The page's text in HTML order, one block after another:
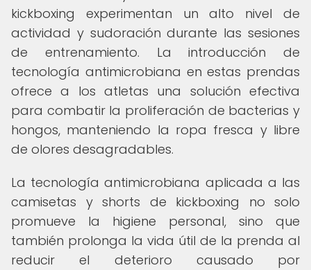
kickboxing experimentan un alto nivel de
actividad y sudoración durante las sesiones
de entrenamiento. La introducción de
tecnología antimicrobiana en estas prendas
ofrece a los atletas una solución efectiva
para combatir la proliferación de bacterias y
hongos, manteniendo la ropa fresca y libre
de olores desagradables.
La tecnología antimicrobiana aplicada a las
camisetas y shorts de kickboxing no solo
promueve la higiene personal, sino que
también prolonga la vida útil de la prenda al
reducir el deterioro causado por